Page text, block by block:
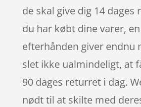
de skal give dig 14
du har købt dine varer,
efterhånden giver endnu
slet ikke ualmindeligt, at
90 dages returret i dag.
nødt til at skilte med